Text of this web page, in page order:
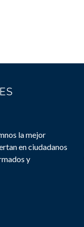
la mejor
en ciudadanos
y